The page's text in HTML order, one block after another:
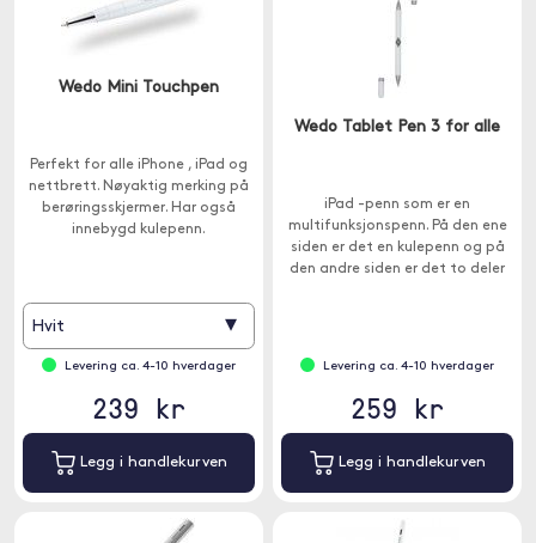
Wedo Mini Touchpen
Perfekt for alle iPhone , iPad og
nettbrett. Nøyaktig merking på
berøringsskjermer. Har også
innebygd kulepenn.
Hvit ▾
Levering ca. 4-10 hverdager
239 kr
Legg i handlekurven
Wedo Tablet Pen 3 for alle
iPad -penn som er en
multifunksjonspenn. På den ene
siden er det en kulepenn og på
den andre siden er det to deler
Levering ca. 4-10 hverdager
259 kr
Legg i handlekurven